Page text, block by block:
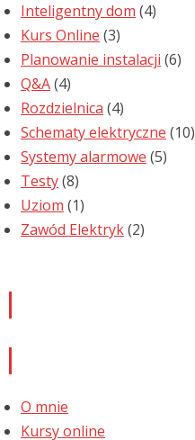
Inteligentny dom (4)
Kurs Online (3)
Planowanie instalacji (6)
Q&A(4)
Rozdzielnica (4)
Schematy elektryczne (10)
Systemy alarmowe (5)
Testy(8)
Uziom (1)
Zawód Elektryk(2)
O mnie
Kursy online